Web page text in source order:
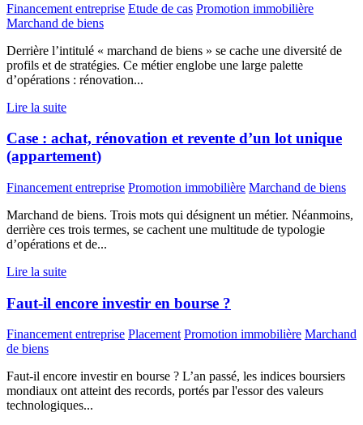
Financement entreprise Etude de cas Promotion immobilière
Marchand de biens
Derrière l’intitulé « marchand de biens » se cache une diversité de
profils et de stratégies. Ce métier englobe une large palette
d’opérations : rénovation...
Lire la suite
Case : achat, rénovation et revente d’un lot unique
(appartement)
Financement entreprise Promotion immobilière Marchand de biens
Marchand de biens. Trois mots qui désignent un métier. Néanmoins,
derrière ces trois termes, se cachent une multitude de typologie
d’opérations et de...
Lire la suite
Faut-il encore investir en bourse ?
Financement entreprise Placement Promotion immobilière Marchand
de biens
Faut-il encore investir en bourse ? L’an passé, les indices boursiers
mondiaux ont atteint des records, portés par l'essor des valeurs
technologiques...